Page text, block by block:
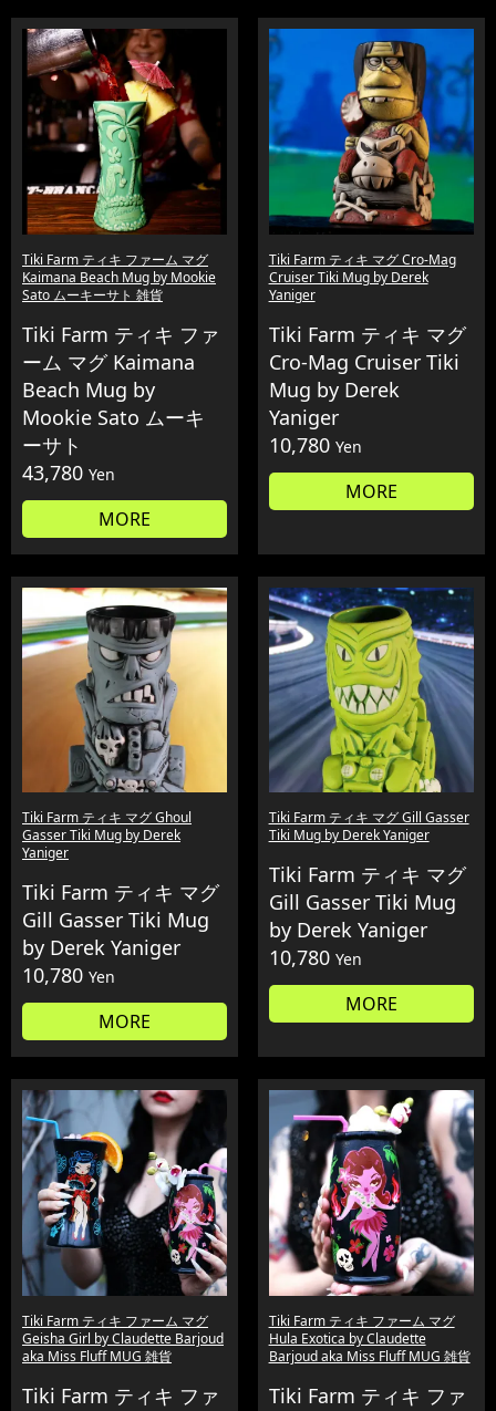
Tiki Farm ティキ ファーム マグ
Kaimana Beach Mug by Mookie
Sato ムーキーサト 雑貨
Tiki Farm ティキ ファ
ーム マグ Kaimana
Beach Mug by
Mookie Sato ムーキ
ーサト
43,780 Yen
MORE
Tiki Farm ティキ マグ Cro-Mag
Cruiser Tiki Mug by Derek
Yaniger
Tiki Farm ティキ マグ
Cro-Mag Cruiser Tiki
Mug by Derek
Yaniger
10,780 Yen
MORE
Tiki Farm ティキ マグ Ghoul
Gasser Tiki Mug by Derek
Yaniger
Tiki Farm ティキ マグ
Gill Gasser Tiki Mug
by Derek Yaniger
10,780 Yen
MORE
Tiki Farm ティキ マグ Gill Gasser
Tiki Mug by Derek Yaniger
Tiki Farm ティキ マグ
Gill Gasser Tiki Mug
by Derek Yaniger
10,780 Yen
MORE
Tiki Farm ティキ ファーム マグ
Geisha Girl by Claudette Barjoud
aka Miss Fluff MUG 雑貨
Tiki Farm ティキ ファ
Tiki Farm ティキ ファーム マグ
Hula Exotica by Claudette
Barjoud aka Miss Fluff MUG 雑貨
Tiki Farm ティキ ファ